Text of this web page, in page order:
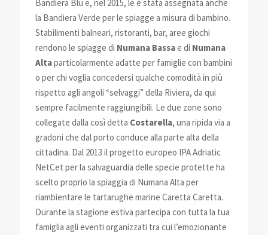
Bandiera Blu e, nel 2015, le è stata assegnata anche
la Bandiera Verde per le spiagge a misura di bambino.
Stabilimenti balneari, ristoranti, bar, aree giochi
rendono le spiagge di Numana Bassae di Numana
Altaparticolarmente adatte per famiglie con bambini
o per chi voglia concedersi qualche comodità in più
rispetto agli angoli “selvaggi” della Riviera, da qui
sempre facilmente raggiungibili. Le due zone sono
collegate dalla così detta Costarella, una ripida via a
gradoni che dal porto conduce alla parte alta della
cittadina. Dal 2013 il progetto europeo IPA Adriatic
NetCet per la salvaguardia delle specie protette ha
scelto proprio la spiaggia di Numana Alta per
riambientare le tartarughe marine Caretta Caretta.
Durante la stagione estiva partecipa con tutta la tua
famiglia agli eventi organizzati tra cui l’emozionante